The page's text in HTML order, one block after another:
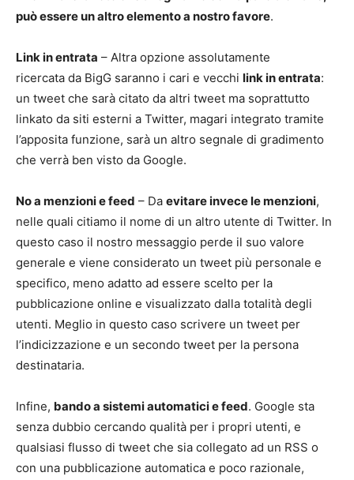
può essere un altro elemento a nostro favore.
Link in entrata – Altra opzione assolutamente
ricercata da BigG saranno i cari e vecchi link in entrata:
un tweet che sarà citato da altri tweet ma soprattutto
linkato da siti esterni a Twitter, magari integrato tramite
l’apposita funzione, sarà un altro segnale di gradimento
che verrà ben visto da Google.
No a menzioni e feed – Da evitare invece le menzioni,
nelle quali citiamo il nome di un altro utente di Twitter. In
questo caso il nostro messaggio perde il suo valore
generale e viene considerato un tweet più personale e
specifico, meno adatto ad essere scelto per la
pubblicazione online e visualizzato dalla totalità degli
utenti. Meglio in questo caso scrivere un tweet per
l’indicizzazione e un secondo tweet per la persona
destinataria.
Infine, bando a sistemi automatici e feed. Google sta
senza dubbio cercando qualità per i propri utenti, e
qualsiasi flusso di tweet che sia collegato ad un RSS o
con una pubblicazione automatica e poco razionale,